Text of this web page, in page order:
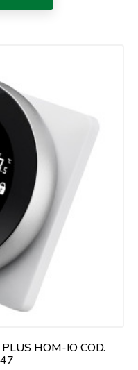
HOM-IO COD.